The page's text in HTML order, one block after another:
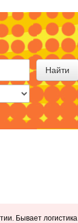
Найти
Бывает логистика